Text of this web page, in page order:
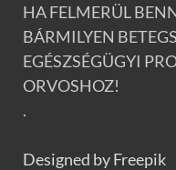
HA FELMERÜL
BÁRMILYEN
EGÉSZSÉGÜGYI
ORVOSHOZ!
.
Designed by Freepik